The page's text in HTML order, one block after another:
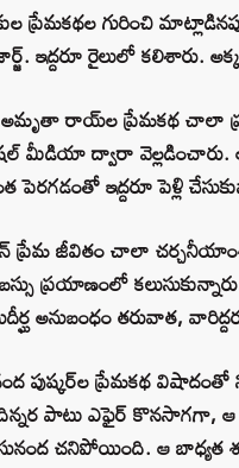
గురించి
ఇద్దరూ రైలులో
అమృతా రాయ్‌ల ప్రేమకథ చాలా
మీడియా ద్వారా
ఇద్దరూ పెళ్లి
జీవితం చాలా
ప్రయాణంలో
అనుబంధం తరువాత,
పుష్కర్‌ల ప్రేమకథ విషాదంతో
పాటు ఎఫైర్ కొనసాగగా, ఆ
చనిపోయింది. ఆ బాధ్యత